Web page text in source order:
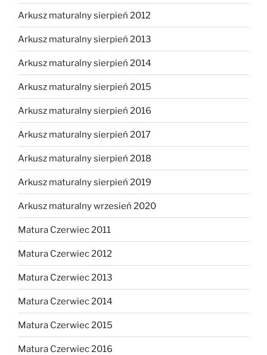
Arkusz maturalny sierpień 2012
Arkusz maturalny sierpień 2013
Arkusz maturalny sierpień 2014
Arkusz maturalny sierpień 2015
Arkusz maturalny sierpień 2016
Arkusz maturalny sierpień 2017
Arkusz maturalny sierpień 2018
Arkusz maturalny sierpień 2019
Arkusz maturalny wrzesień 2020
Matura Czerwiec 2011
Matura Czerwiec 2012
Matura Czerwiec 2013
Matura Czerwiec 2014
Matura Czerwiec 2015
Matura Czerwiec 2016